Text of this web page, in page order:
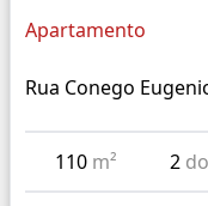
Apartamento
Rua Conego
110 m² 2